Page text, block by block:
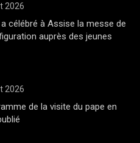
2026
célébré à Assise la messe de
auprès des jeunes
2026
de la visite du pape en